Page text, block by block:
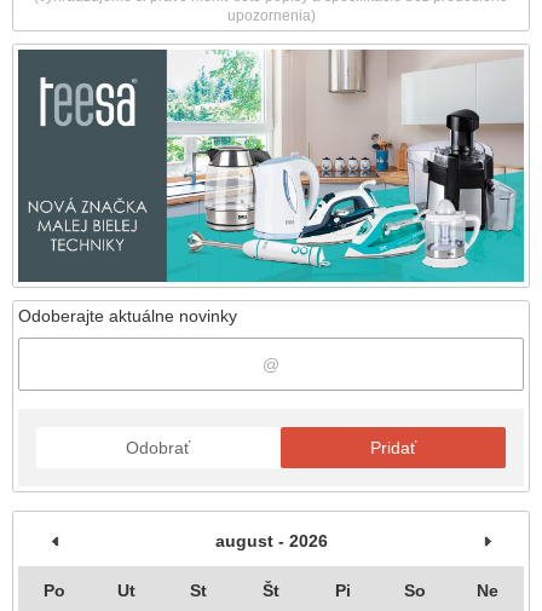
Odoberajte aktuálne novinky
Odobrať Pridať
august - 2026
Po Ut St Št Pi So Ne
upozornenia)